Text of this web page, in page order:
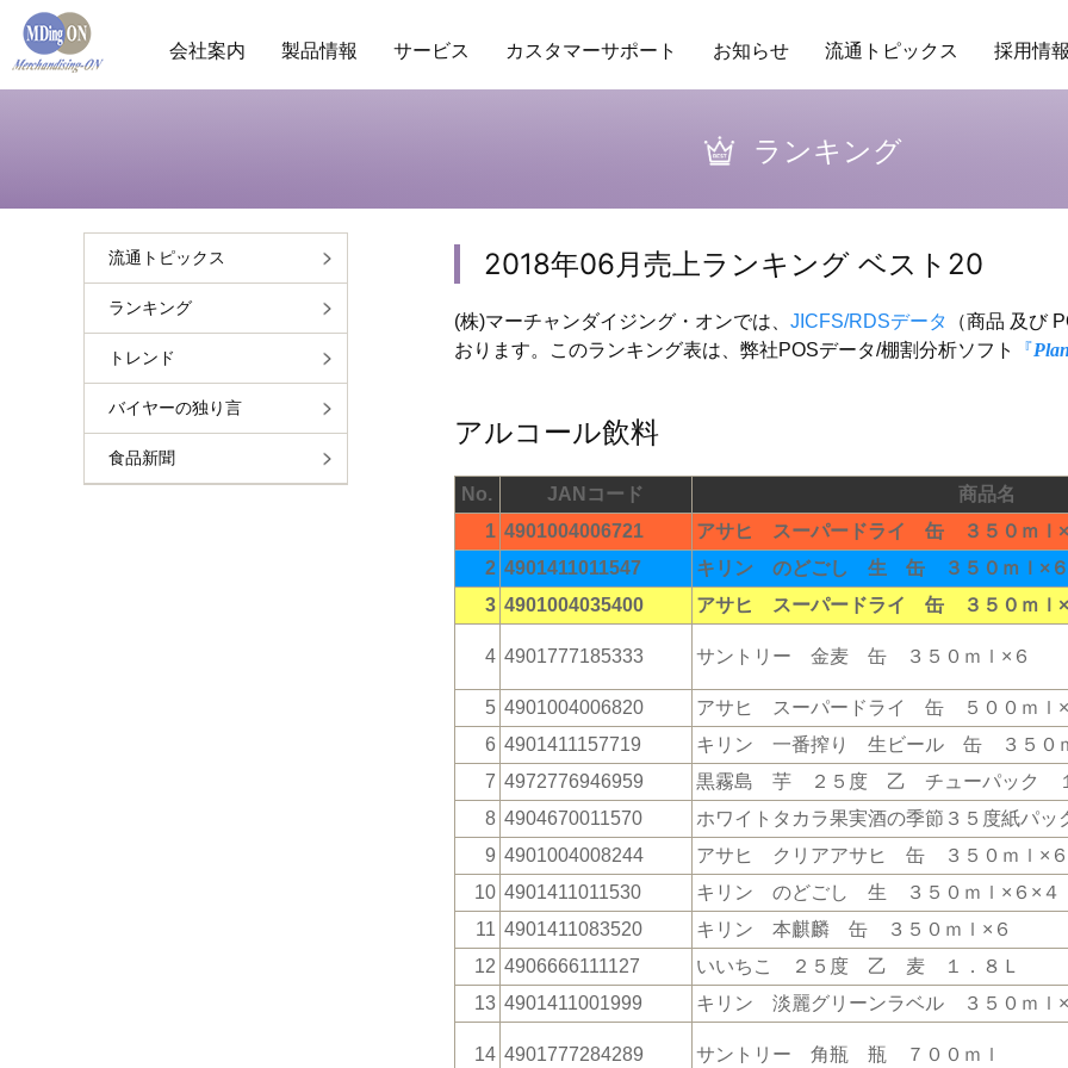
会社案内 製品情報 サービス カスタマーサポート お知らせ 流通トピックス 採用情
ランキング
流通トピックス
ランキング
トレンド
バイヤーの独り言
食品新聞
2018年06月売上ランキング ベスト20
(株)マーチャンダイジング・オンでは、 JICFS/RDSデータ （商品 及び
おります。このランキング表は、弊社POSデータ/棚割分析ソフト
『
アルコール飲料
No. JANコード
商品名
1 4901004006721
アサヒ スーパードライ 缶 ３５０ｍｌ
2 4901411011547
キリン のどごし 生 缶 ３５０ｍｌ×６
3 4901004035400 アサヒ スーパードライ 缶 ３５０ｍｌ
4 4901777185333 サントリー 金麦 缶 ３５０ｍｌ×６
5 4901004006820
アサヒ スーパードライ 缶 ５００ｍｌ
6 4901411157719
キリン 一番搾り 生ビール 缶 ３５０
7 4972776946959
黒霧島 芋 ２５度 乙 チューパック
8 4904670011570
ホワイトタカラ果実酒の季節３５度紙パ
9 4901004008244
アサヒ クリアアサヒ 缶 ３５０ｍｌ×６
10 4901411011530
キリン のどごし 生 ３５０ｍｌ×６×４
11 4901411083520
キリン 本麒麟 缶 ３５０ｍｌ×６
12 4906666111127
いいちこ ２５度 乙 麦 １．８Ｌ
13 4901411001999 キリン 淡麗グリーンラベル ３５０ｍｌ
14 4901777284289 サントリー 角瓶 瓶 ７００ｍｌ